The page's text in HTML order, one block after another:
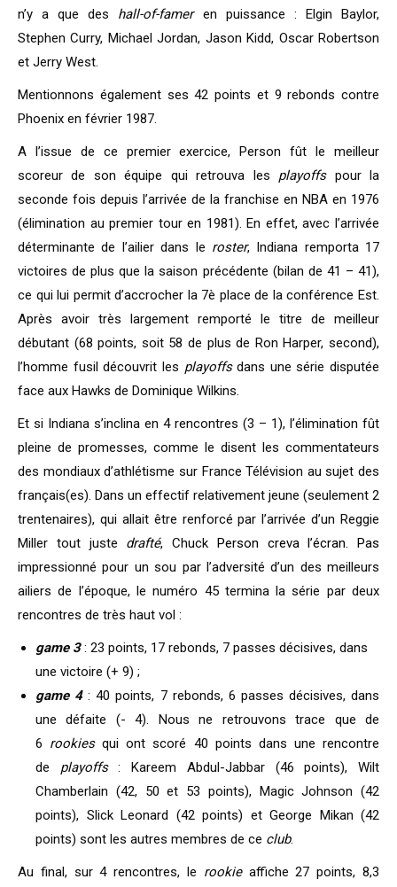
n’y a que des hall-of-fameren puissance : Elgin Baylor,
Stephen Curry, Michael Jordan, Jason Kidd, Oscar Robertson
et Jerry West.
Mentionnons également ses 42 points et 9 rebonds contre
Phoenix en février 1987.
A l’issue de ce premier exercice, Person fût le meilleur
scoreur de son équipe qui retrouva les playoffspour la
seconde fois depuis l’arrivée de la franchise en NBA en 1976
(élimination au premier tour en 1981). En effet, avec l’arrivée
déterminante de l’ailier dans le roster, Indiana remporta 17
victoires de plus que la saison précédente (bilan de 41 – 41),
ce qui lui permit d’accrocher la 7è place de la conférence Est.
Après avoir très largement remporté le titre de meilleur
débutant (68 points, soit 58 de plus de Ron Harper, second),
l’homme fusil découvrit les playoffsdans une série disputée
face aux Hawks de Dominique Wilkins.
Et si Indiana s’inclina en 4 rencontres (3 – 1), l’élimination fût
pleine de promesses, comme le disent les commentateurs
des mondiaux d’athlétisme sur France Télévision au sujet des
français(es). Dans un effectif relativement jeune (seulement 2
trentenaires), qui allait être renforcé par l’arrivée d’un Reggie
Miller tout juste drafté, Chuck Person creva l’écran. Pas
impressionné pour un sou par l’adversité d’un des meilleurs
ailiers de l’époque, le numéro 45 termina la série par deux
rencontres de très haut vol :
game 3: 23 points, 17 rebonds, 7 passes décisives, dans
une victoire (+ 9) ;
game 4: 40 points, 7 rebonds, 6 passes décisives, dans
une défaite (- 4). Nous ne retrouvons trace que de
6 rookiesqui ont scoré 40 points dans une rencontre
de playoffs: Kareem Abdul-Jabbar (46 points), Wilt
Chamberlain (42, 50 et 53 points), Magic Johnson (42
points), Slick Leonard (42 points) et George Mikan (42
points) sont les autres membres de ce club.
Au final, sur 4 rencontres, le rookieaffiche 27 points, 8,3